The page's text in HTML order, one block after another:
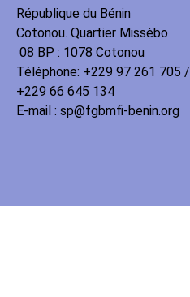
République du Bénin
Cotonou. Quartier Missèbo
08 BP : 1078 Cotonou
Téléphone: +229 97 261 705 /
+229 66 645 134
E-mail : sp@fgbmfi-benin.org